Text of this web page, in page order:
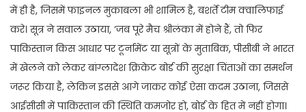
में ही है, जिसमें फाइनल मुकाबला भी शामिल है, बशर्ते टीम क्वालिफाई
करे। सूत्र ने सवाल उठाया, ‘जब पूरे मैच श्रीलंका में होने हैं, तो फिर
पाकिस्तान किस आधार पर टूर्नामेंट या सूत्रों के मुताबिक, पीसीबी ने भारत
में खेलने को लेकर बांग्लादेश क्रिकेट बोर्ड की सुरक्षा चिंताओं का समर्थन
जरूर किया है, लेकिन इससे आगे जाकर कोई ऐसा कदम उठाना, जिससे
आईसीसी में पाकिस्तान की स्थिति कमजोर हो, बोर्ड के हित में नहीं होगा।